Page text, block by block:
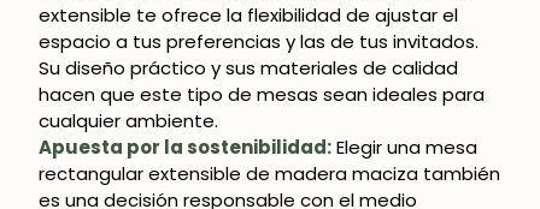
extensible te ofrece la flexibilidad de ajustar el
espacio a tus preferencias y las de tus invitados.
Su diseño práctico y sus materiales de calidad
hacen que este tipo de mesas sean ideales para
cualquier ambiente.
Apuesta por la sostenibilidad:Elegir una mesa
rectangular extensible de madera maciza también
es una decisión responsable con el medio